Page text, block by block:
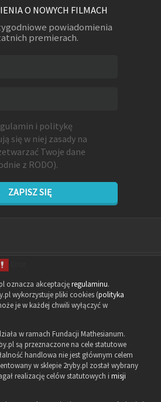
O NOWYCH FILMACH
powiadomienia
premierach.
i politykę
się w niej zasady na
Twoje dane
z RODO).
ZAPISZ SIĘ
oznacza akceptacjęregulaminu.
wykorzystuje pliki cookies (polityka
je w każdej chwili wyłączyć w
w ramach Fundacji Mathesianum.
są przeznaczone na cele statutowe
handlowa nie jest głównym celem
w sklepie 2ryby.pl został wybrany
realizację celów statutowych i misji